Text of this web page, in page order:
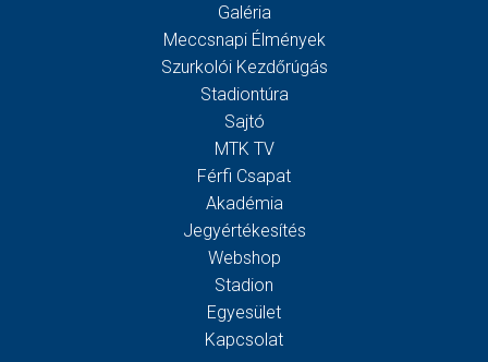
Galéria
Meccsnapi Élmények
Szurkolói Kezdőrúgás
Stadiontúra
Sajtó
MTK TV
Férfi Csapat
Akadémia
Jegyértékesítés
Webshop
Stadion
Egyesület
Kapcsolat